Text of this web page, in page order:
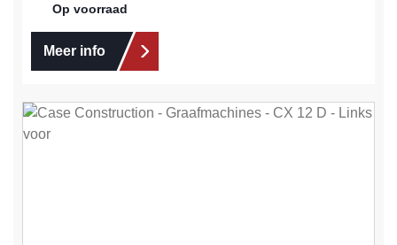
Op voorraad
Meer info